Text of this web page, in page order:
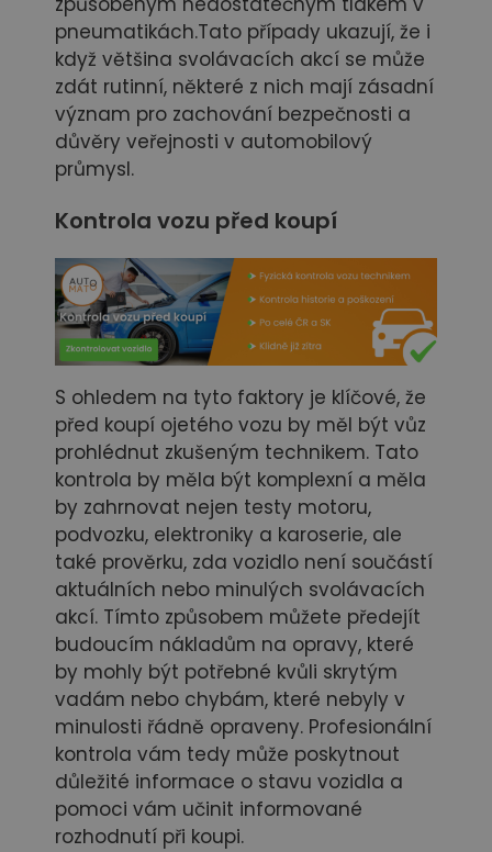
pneumatikách.Tato případy ukazují, že i
když většina svolávacích akcí se může
zdát rutinní, některé z nich mají zásadní
význam pro zachování bezpečnosti a
důvěry veřejnosti v automobilový
průmysl.
Kontrola vozu před koupí
S ohledem na tyto faktory je klíčové, že
před koupí ojetého vozu by měl být vůz
prohlédnut zkušeným technikem. Tato
kontrola by měla být komplexní a měla
by zahrnovat nejen testy motoru,
podvozku, elektroniky a karoserie, ale
také prověrku, zda vozidlo není součástí
aktuálních nebo minulých svolávacích
akcí. Tímto způsobem můžete předejít
budoucím nákladům na opravy, které
by mohly být potřebné kvůli skrytým
vadám nebo chybám, které nebyly v
minulosti řádně opraveny. Profesionální
kontrola vám tedy může poskytnout
důležité informace o stavu vozidla a
pomoci vám učinit informované
rozhodnutí při koupi.